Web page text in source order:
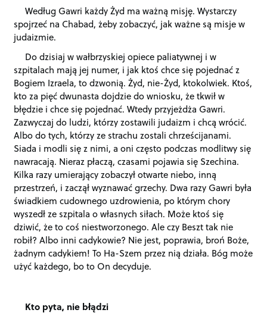
Według Gawri każdy Żyd ma ważną misję. Wystarczy
spojrzeć na Chabad, żeby zobaczyć, jak ważne są misje w
judaizmie.
Do dzisiaj w wałbrzyskiej opiece paliatywnej i w
szpitalach mają jej numer, i jak ktoś chce się pojednać z
Bogiem Izraela, to dzwonią. Żyd, nie-Żyd, ktokolwiek. Ktoś,
kto za pięć dwunasta dojdzie do wniosku, że tkwił w
błędzie i chce się pojednać. Wtedy przyjeżdża Gawri.
Zazwyczaj do ludzi, którzy zostawili judaizm i chcą wrócić.
Albo do tych, którzy ze strachu zostali chrześcijanami.
Siada i modli się z nimi, a oni często podczas modlitwy się
nawracają. Nieraz płaczą, czasami pojawia się Szechina.
Kilka razy umierający zobaczył otwarte niebo, inną
przestrzeń, i zaczął wyznawać grzechy. Dwa razy Gawri była
świadkiem cudownego uzdrowienia, po którym chory
wyszedł ze szpitala o własnych siłach. Może ktoś się
dziwić, że to coś niestworzonego. Ale czy Beszt tak nie
robił? Albo inni cadykowie? Nie jest, poprawia, broń Boże,
żadnym cadykiem! To Ha-Szem przez nią działa. Bóg może
użyć każdego, bo to On decyduje.
Kto pyta, nie błądzi